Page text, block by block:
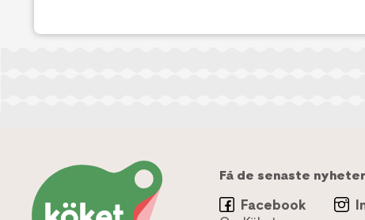
Få de senaste
Facebook